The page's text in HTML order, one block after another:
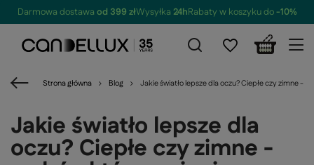
Darmowa dostawa od 399 złWysyłka 24hRabaty w koszyku do-10%
Strona główna Blog Jakie światło lepsze dla oczu? Ciepłe czy zimne -
Jakie światło lepsze dla
oczu? Ciepłe czy zimne -